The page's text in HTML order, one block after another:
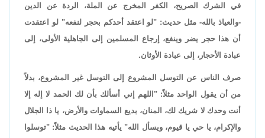
في الشرك الصريح، الكفر المخرج عن الملة، الردة عن الدين
-والعياذ بالله- مثل حديث: "لو اعتقد أحدكم بحجر لنفعه" لو اعتقدت
أن هذا حجر يضر وينفع، إرجاع المسلمين إلى الجاهلية الأولى، إلى
عبادة الأحجار، إلى عبادة الأوثان.
صرف الناس عن التوسل المشروع إلى التوسل غير المشروع، بدلاً
من أن يقول الواحد مثلاً: "اللهم إني أسألك بأن لك الحمد لا إله إلا
أنت وحدك لا شريك لك، المنان، بديع السماوات والأرض، يا ذا الجلال
والإكرام، يا حي يا قيوم، ويسأل الله" يأتيه هذا الحديث مثلاً: "توسلوا